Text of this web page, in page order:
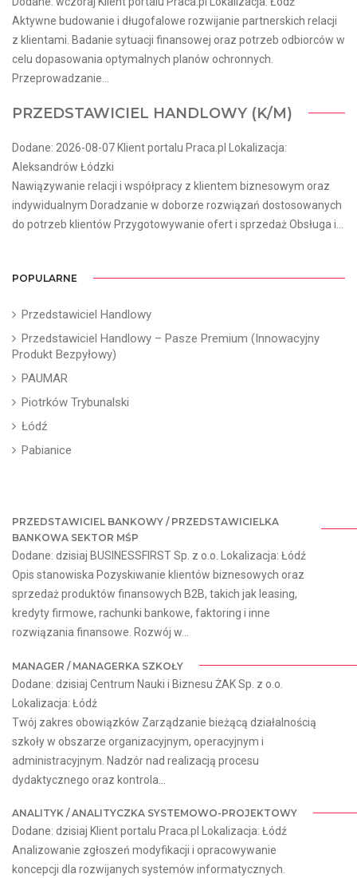
Aktywne budowanie i długofalowe rozwijanie partnerskich relacji
z klientami. Badanie sytuacji finansowej oraz potrzeb odbiorców w
celu dopasowania optymalnych planów ochronnych.
Przeprowadzanie...
PRZEDSTAWICIEL HANDLOWY (K/M)
Dodane: 2026-08-07 Klient portalu Praca.pl Lokalizacja:
Aleksandrów Łódzki
Nawiązywanie relacji i współpracy z klientem biznesowym oraz
indywidualnym Doradzanie w doborze rozwiązań dostosowanych
do potrzeb klientów Przygotowywanie ofert i sprzedaż Obsługa i...
POPULARNE
Przedstawiciel Handlowy
Przedstawiciel Handlowy – Pasze Premium (Innowacyjny
Produkt Bezpyłowy)
PAUMAR
Piotrków Trybunalski
Łódź
Pabianice
PRZEDSTAWICIEL BANKOWY / PRZEDSTAWICIELKA
BANKOWA SEKTOR MŚP
Dodane: dzisiaj BUSINESSFIRST Sp. z o.o. Lokalizacja: Łódź
Opis stanowiska Pozyskiwanie klientów biznesowych oraz
sprzedaż produktów finansowych B2B, takich jak leasing,
kredyty firmowe, rachunki bankowe, faktoring i inne
rozwiązania finansowe. Rozwój w...
MANAGER / MANAGERKA SZKOŁY
Dodane: dzisiaj Centrum Nauki i Biznesu ŻAK Sp. z o.o.
Lokalizacja: Łódź
Twój zakres obowiązków Zarządzanie bieżącą działalnością
szkoły w obszarze organizacyjnym, operacyjnym i
administracyjnym. Nadzór nad realizacją procesu
dydaktycznego oraz kontrola...
ANALITYK / ANALITYCZKA SYSTEMOWO-PROJEKTOWY
Dodane: dzisiaj Klient portalu Praca.pl Lokalizacja: Łódź
Analizowanie zgłoszeń modyfikacji i opracowywanie
koncepcji dla rozwijanych systemów informatycznych.